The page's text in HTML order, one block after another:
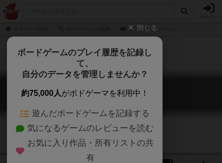
ゴブリン・ヴォールツ
ゴブリン・ヴォールツ
Goblin Vaults
閉じる
ボードゲームのプレイ履歴を記録し
て、
自分のデータを管理しませんか？
約75,000人がボドゲーマを利用中！
遊んだボードゲームを記録する
気になるゲームのレビューを読む
お気に入り作品・所有リストの共
有